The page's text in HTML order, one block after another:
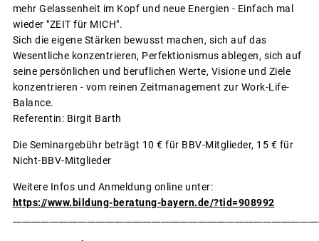
mehr Gelassenheit im Kopf und neue Energien - Einfach mal
wieder "ZEIT für MICH".
Sich die eigene Stärken bewusst machen, sich auf das
Wesentliche konzentrieren, Perfektionismus ablegen, sich auf
seine persönlichen und beruflichen Werte, Visione und Ziele
konzentrieren - vom reinen Zeitmanagement zur Work-Life-
Balance.
Referentin: Birgit Barth
Die Seminargebühr beträgt 10 € für BBV-Mitglieder, 15 € für
Nicht-BBV-Mitglieder
Weitere Infos und Anmeldung online unter:
https://www.bildung-beratung-bayern.de/?tid=908992